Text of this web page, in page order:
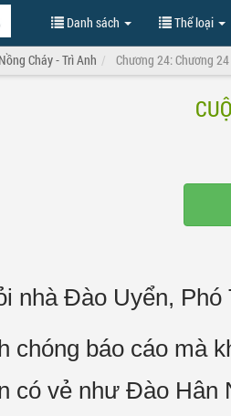
Danh sách Thể loại
Cháy - Trì Anh Chương 24: Chương 24
nhà Đào Uyển, Phó
chóng báo cáo mà
có vẻ như Đào